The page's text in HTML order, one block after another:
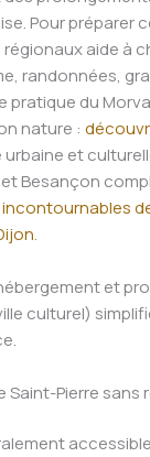
Pour préparer
aide à
randonnées,
pratique du
nature :
et
Besançon
incontournables
.
et
culturel)
Saint-Pierre sans